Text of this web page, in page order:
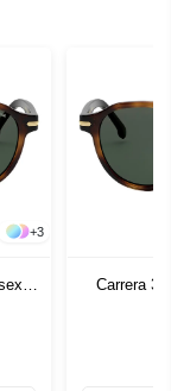
+3
Carrera